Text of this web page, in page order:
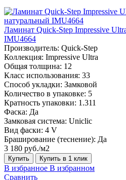
Ламинат Quick-Step Impressive
IMU4664
Производитель: Quick-Step
Коллекция: Impressive Ultra
Общая толщина: 12
Класс использования: 33
Способ укладки: Замковой
Количество в упаковке: 5
Кратность упаковки: 1.311
Фаска: Да
Замковая система: Uniclic
Вид фаски: 4 V
Браширование (теснение): Да
3 180 руб./м2
Купить Купить в 1 клик
В избранное В избранном
Сравнить